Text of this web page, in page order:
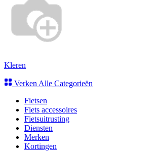
Kleren
Verken Alle Categorieën
Fietsen
Fiets accessoires
Fietsuitrusting
Diensten
Merken
Kortingen